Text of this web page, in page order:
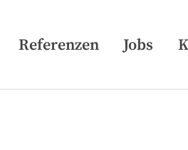
Referenzen Jobs